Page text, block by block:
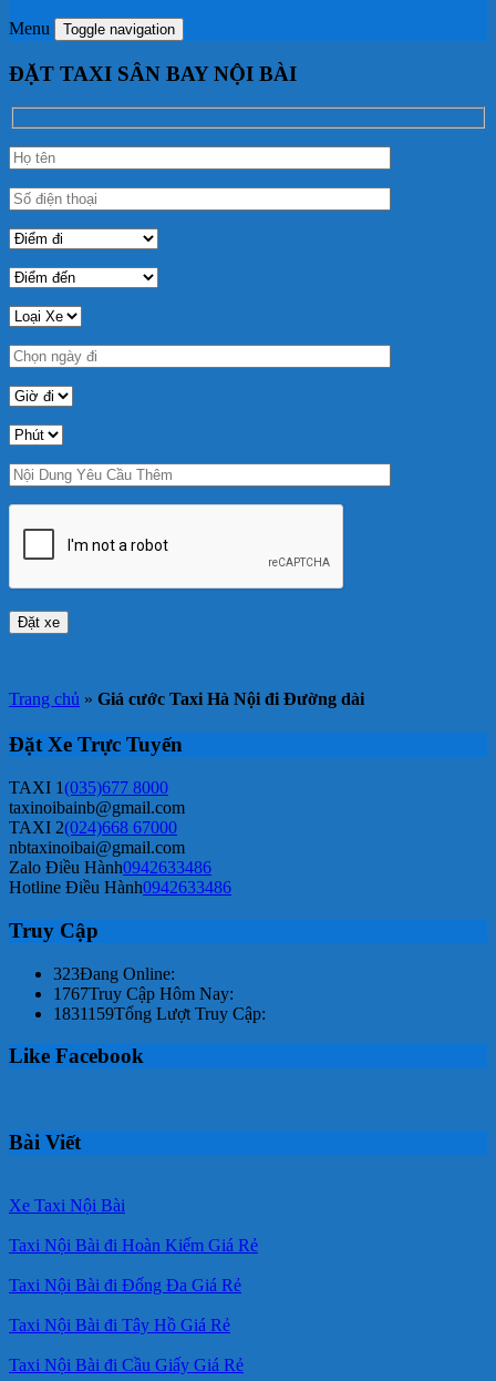
Menu Toggle navigation
ĐẶT TAXI SÂN BAY NỘI BÀI
Trang chủ » Giá cước Taxi Hà Nội đi Đường dài
Đặt Xe Trực Tuyến
TAXI 1(035)677 8000
taxinoibainb@gmail.com
TAXI 2(024)668 67000
nbtaxinoibai@gmail.com
Zalo Điều Hành0942633486
Hotline Điều Hành0942633486
Truy Cập
323Đang Online:
1767Truy Cập Hôm Nay:
1831159Tổng Lượt Truy Cập:
Like Facebook
Bài Viết
Xe Taxi Nội Bài
Taxi Nội Bài đi Hoàn Kiếm Giá Rẻ
Taxi Nội Bài đi Đống Đa Giá Rẻ
Taxi Nội Bài đi Tây Hồ Giá Rẻ
Taxi Nội Bài đi Cầu Giấy Giá Rẻ